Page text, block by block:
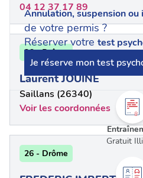
Annulation, suspension
de votre permis ?
Réserver votre test
Je réserve mon test
Gratuit
04 12 37 17 89
26 - Drôme
Laurent JOUINE
Saillans (26340)
Voir les coordonnées
26 - Drôme